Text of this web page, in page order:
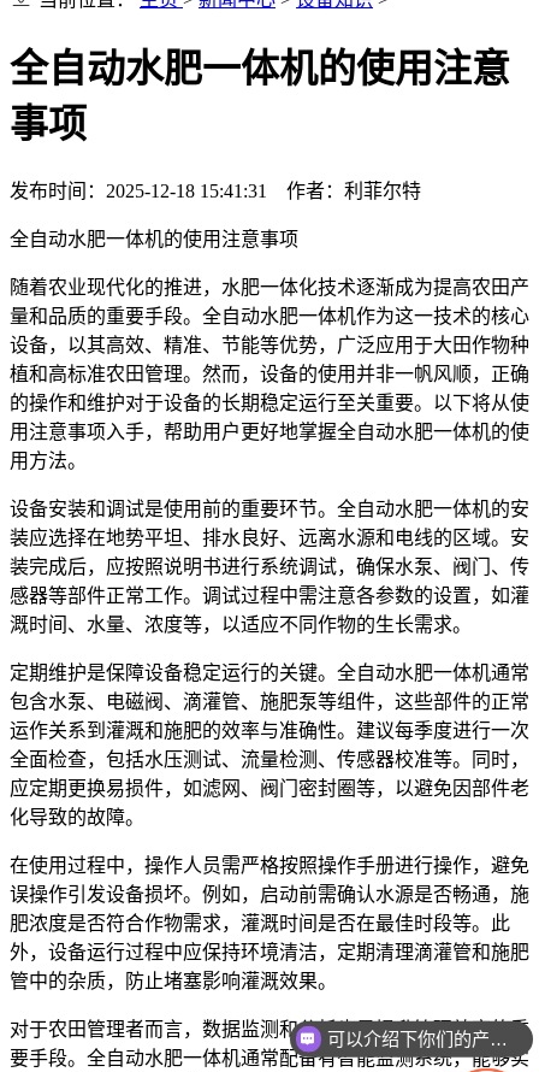
全自动水肥一体机的使用注意
事项
发布时间：2025-12-18 15:41:31 作者：利菲尔特
全自动水肥一体机的使用注意事项
随着农业现代化的推进，水肥一体化技术逐渐成为提高农田产
量和品质的重要手段。全自动水肥一体机作为这一技术的核心
设备，以其高效、精准、节能等优势，广泛应用于大田作物种
植和高标准农田管理。然而，设备的使用并非一帆风顺，正确
的操作和维护对于设备的长期稳定运行至关重要。以下将从使
用注意事项入手，帮助用户更好地掌握全自动水肥一体机的使
用方法。
设备安装和调试是使用前的重要环节。全自动水肥一体机的安
装应选择在地势平坦、排水良好、远离水源和电线的区域。安
装完成后，应按照说明书进行系统调试，确保水泵、阀门、传
感器等部件正常工作。调试过程中需注意各参数的设置，如灌
溉时间、水量、浓度等，以适应不同作物的生长需求。
定期维护是保障设备稳定运行的关键。全自动水肥一体机通常
包含水泵、电磁阀、滴灌管、施肥泵等组件，这些部件的正常
运作关系到灌溉和施肥的效率与准确性。建议每季度进行一次
全面检查，包括水压测试、流量检测、传感器校准等。同时，
应定期更换易损件，如滤网、阀门密封圈等，以避免因部件老
化导致的故障。
在使用过程中，操作人员需严格按照操作手册进行操作，避免
误操作引发设备损坏。例如，启动前需确认水源是否畅通，施
肥浓度是否符合作物需求，灌溉时间是否在最佳时段等。此
外，设备运行过程中应保持环境清洁，定期清理滴灌管和施肥
管中的杂质，防止堵塞影响灌溉效果。
对于农田管理者而言，数据监测和分析也是提升管理效率的重
要手段。全自动水肥一体机通常配备有智能监测系统，能够实
可以介绍下你们的产品么